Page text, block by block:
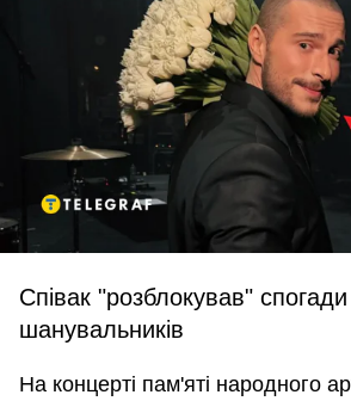
Співак "розблокував" спогади
шанувальників
На концерті пам'яті народного